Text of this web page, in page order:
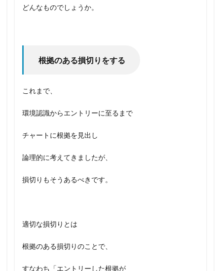
どんなものでしょうか。
根拠のある損切りをする
これまで、
環境認識からエントリーに至るまで
チャートに根拠を見出し
論理的に考えてきましたが、
損切りもそうあるべきです。
適切な損切りとは
根拠のある損切りのことで、
すなわち「エントリーした根拠が